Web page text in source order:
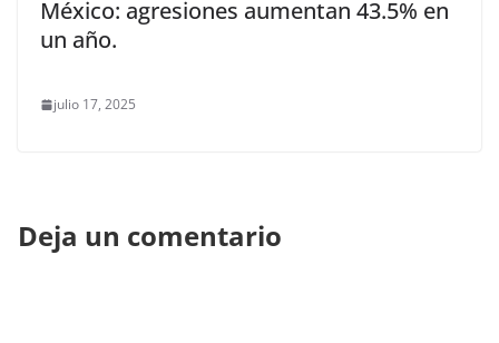
México: agresiones aumentan 43.5% en
un año.
julio 17, 2025
Deja un comentario